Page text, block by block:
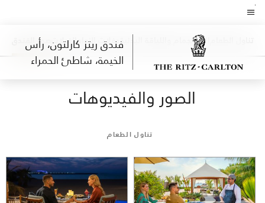
Skip
فندق ريتز كارلتون، رأس
الخيمة، شاطئ الحمراء
الاستجمام واللياقة البدنيةحفلات الزواجالفيلات صور الفندق
الصور والفيديوهات
تناول الطعام